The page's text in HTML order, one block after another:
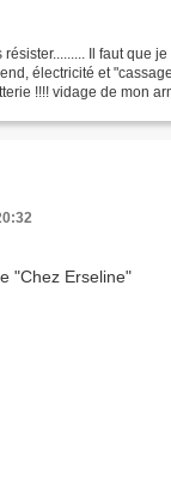
Il faut que
électricité et
!!!! vidage de mon